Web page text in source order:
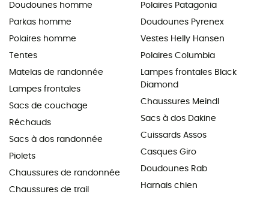
Doudounes homme
Parkas homme
Polaires homme
Tentes
Matelas de randonnée
Lampes frontales
Sacs de couchage
Réchauds
Sacs à dos randonnée
Piolets
Chaussures de randonnée
Chaussures de trail
Polaires Patagonia
Doudounes Pyrenex
Vestes Helly Hansen
Polaires Columbia
Lampes frontales Black
Diamond
Chaussures Meindl
Sacs à dos Dakine
Cuissards Assos
Casques Giro
Doudounes Rab
Harnais chien